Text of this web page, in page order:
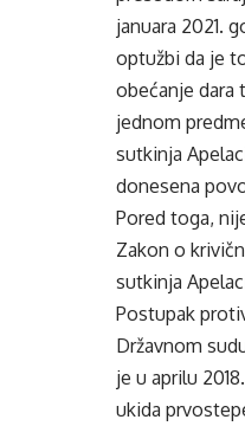
januara 2021.
optužbi da je
obećanje dara
jednom
sutkinja
donesena
Pored toga,
Zakon o
sutkinja
Postupak
Državnom
je u aprilu
ukida